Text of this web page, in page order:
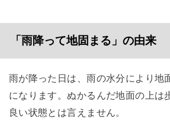
「雨降って地固まる」の由来
雨が降った日は、雨の水分により地
になります。ぬかるんだ地面の上は
良い状態とは言えません。